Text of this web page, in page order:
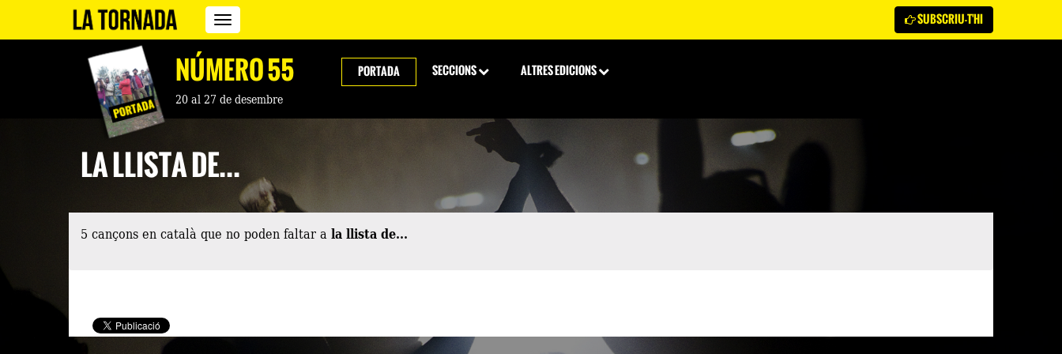
Revista
La
Tornada
SUBSCRIU-T'HI
NÚMERO 55
20 al 27 de desembre
PORTADA SECCIONS ALTRES EDICIONS
LA LLISTA DE...
5 cançons en català que no poden faltar ala llista de...